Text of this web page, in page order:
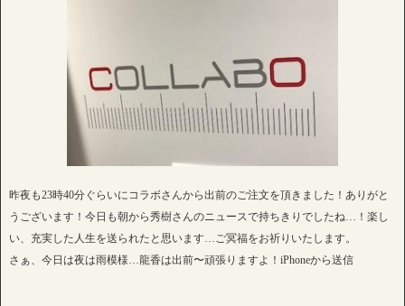
昨夜も23時40分ぐらいにコラボさんから出前のご注文を頂きました！ありがと
うございます！今日も朝から秀樹さんのニュースで持ちきりでしたね…！楽し
い、充実した人生を送られたと思います…ご冥福をお祈りいたします。
さぁ、今日は夜は雨模様…龍香は出前〜頑張りますよ！iPhoneから送信